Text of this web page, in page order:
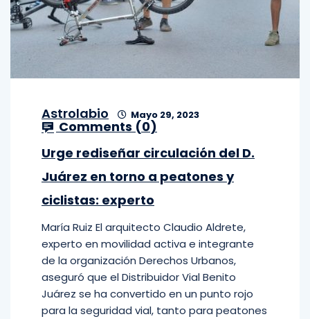
Astrolabio Mayo 29, 2023
Comments (0)
Urge rediseñar circulación del D.
Juárez en torno a peatones y
ciclistas: experto
María Ruiz El arquitecto Claudio Aldrete,
experto en movilidad activa e integrante
de la organización Derechos Urbanos,
aseguró que el Distribuidor Vial Benito
Juárez se ha convertido en un punto rojo
para la seguridad vial, tanto para peatones